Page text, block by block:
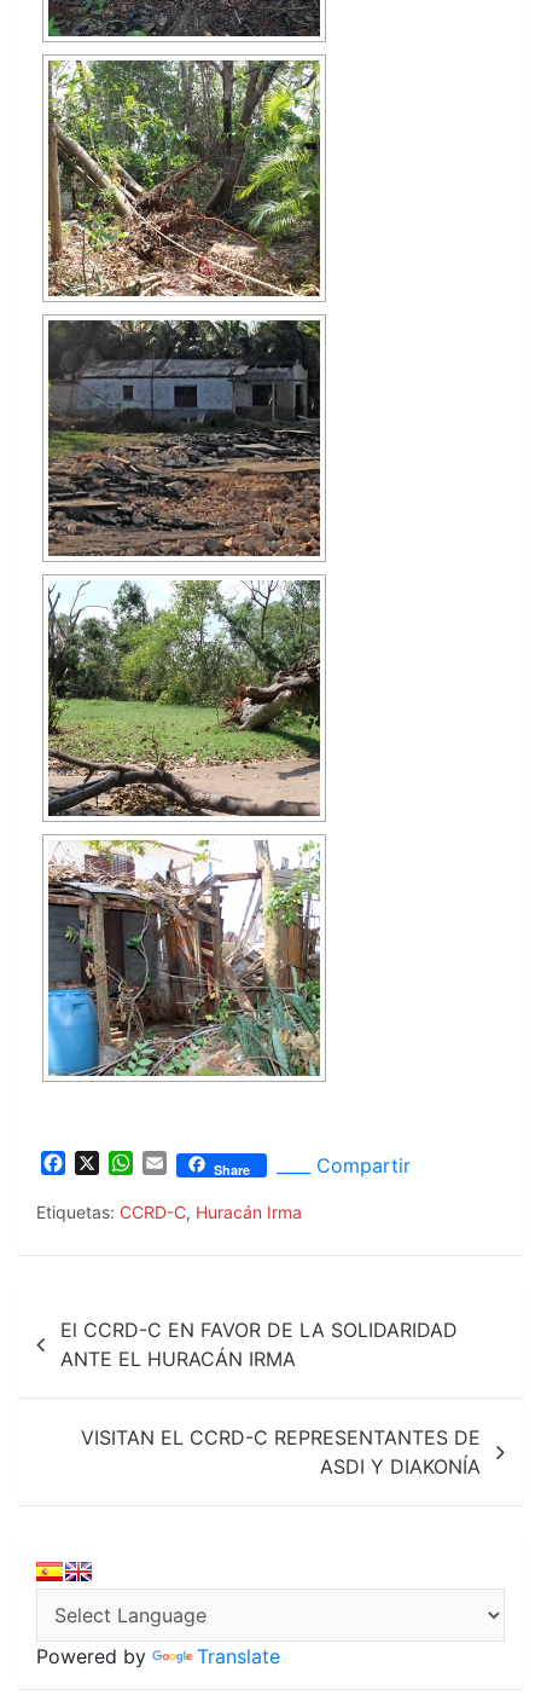
c
b
k
W
a
s
p
E
a
l
Share ____ Compartir
Etiquetas: CCRD-C, Huracán Irma
Navegación
de
entradas
El CCRD-C EN FAVOR DE LA SOLIDARIDAD
ANTE EL HURACÁN IRMA
VISITAN EL CCRD-C REPRESENTANTES DE
ASDI Y DIAKONÍA
Powered by Translate